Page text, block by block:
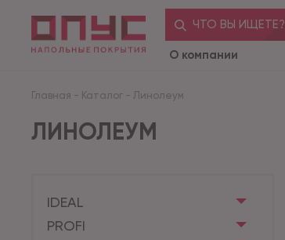
ЧТО ВЫ ИЩЕТЕ?
О компании
Главная - Каталог - Линолеум
ЛИНОЛЕУМ
IDEAL
PROFI